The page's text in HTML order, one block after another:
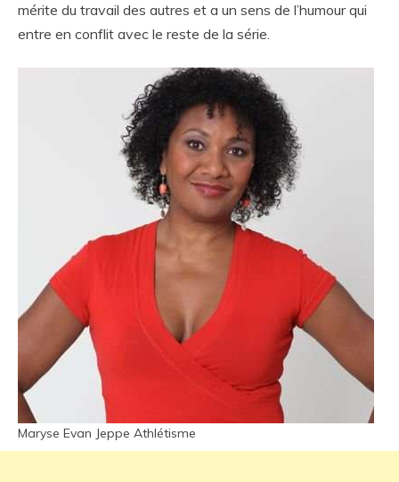
mérite du travail des autres et a un sens de l’humour qui
entre en conflit avec le reste de la série.
Maryse Evan Jeppe Athlétisme